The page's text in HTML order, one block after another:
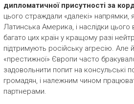
дипломатичної присутності за
цього страждали «далекі» напрямки,
Латинська Америка, і наслідки цього
багато цих країн у кращому разі
підтримують російську агресію. Але
«престижної» Європи часто
задовольнити попит на консульські
громадян, і належним чином
партнерами.